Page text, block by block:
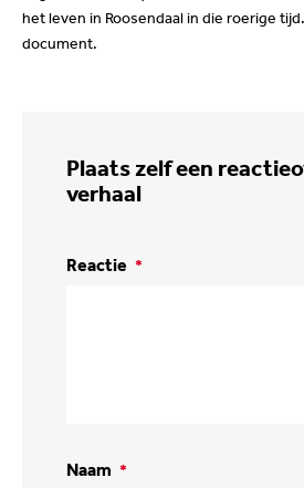
het leven in Roosendaal in die roerige
document.
Plaats zelf een reactie
verhaal
Reactie *
Naam *